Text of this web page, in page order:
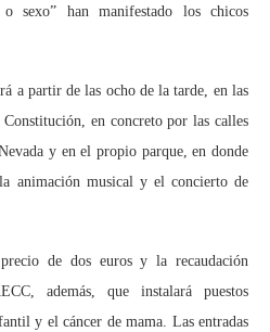
sexo” han manifestado los chicos
a partir de las ocho de la tarde, en las
en concreto por las calles
y en el propio parque, en donde
animación musical y el concierto de
de dos euros y la recaudación
además, que instalará puestos
y el cáncer de mama. Las entradas